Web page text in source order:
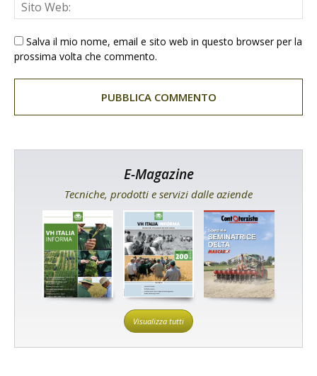
Salva il mio nome, email e sito web in questo browser per la
prossima volta che commento.
E-Magazine
Tecniche, prodotti e servizi dalle aziende
Visualizza tutti